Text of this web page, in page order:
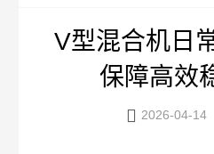
V型混合机日
保障高效
 2026-04-14